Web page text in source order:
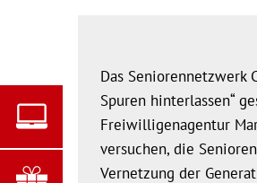
Das
Spuren hinterlassen“
Freiwilligenagentur
versuchen, die
Vernetzung der